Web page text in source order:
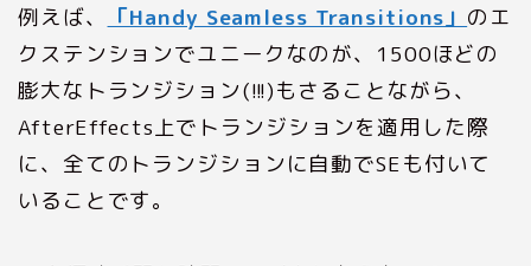
例えば、 「Handy Seamless Transitions」 のエ
クステンションでユニークなのが、1500ほどの
膨大なトランジション(!!!)もさることながら、
AfterEffects上でトランジションを適用した際
に、全てのトランジションに自動でSEも付いて
いることです。